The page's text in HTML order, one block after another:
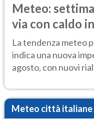
Meteo:
via con caldo
temporale
La tendenza meteo
indica una nuova
agosto, con nuovi
Meteo città italiane